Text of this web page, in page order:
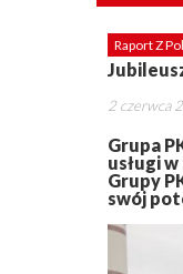
Raport Z
Posted
2 czerwca
Grupa
usługi
Grupy
swój